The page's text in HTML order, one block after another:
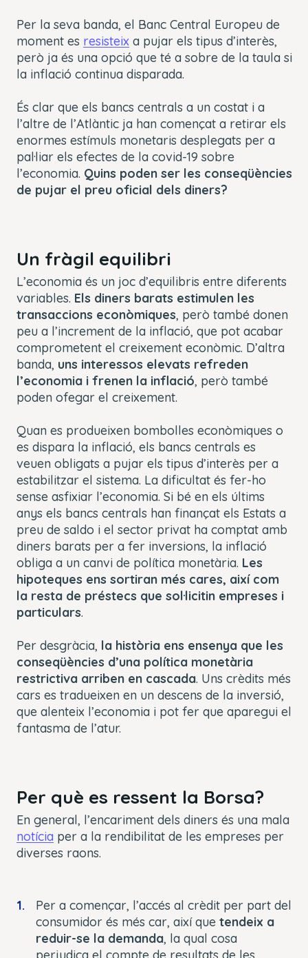
Per la seva banda, el Banc Central Europeu de
moment es resisteix a pujar els tipus d’interès,
però ja és una opció que té a sobre de la taula si
la inflació continua disparada.
És clar que els bancs centrals a un costat i a
l’altre de l’Atlàntic ja han començat a retirar els
enormes estímuls monetaris desplegats per a
pal·liar els efectes de la covid-19 sobre
l’economia. Quins poden ser les conseqüències
de pujar el preu oficial dels diners?
Un fràgil equilibri
L’economia és un joc d’equilibris entre diferents
variables. Els diners barats estimulen les
transaccions econòmiques, però també donen
peu a l’increment de la inflació, que pot acabar
comprometent el creixement econòmic. D’altra
banda, uns interessos elevats refreden
l’economia i frenen la inflació, però també
poden ofegar el creixement.
Quan es produeixen bombolles econòmiques o
es dispara la inflació, els bancs centrals es
veuen obligats a pujar els tipus d’interès per a
estabilitzar el sistema. La dificultat és fer-ho
sense asfixiar l’economia. Si bé en els últims
anys els bancs centrals han finançat els Estats a
preu de saldo i el sector privat ha comptat amb
diners barats per a fer inversions, la inflació
obliga a un canvi de política monetària. Les
hipoteques ens sortiran més cares, així com
la resta de préstecs que sol·licitin empreses i
particulars.
Per desgràcia, la història ens ensenya que les
conseqüències d’una política monetària
restrictiva arriben en cascada. Uns crèdits més
cars es tradueixen en un descens de la inversió,
que alenteix l’economia i pot fer que aparegui el
fantasma de l’atur.
Per què es ressent la Borsa?
En general, l’encariment dels diners és una mala
notícia per a la rendibilitat de les empreses per
diverses raons.
Per a començar, l’accés al crèdit per part del
consumidor és més car, així que tendeix a
reduir-se la demanda, la qual cosa